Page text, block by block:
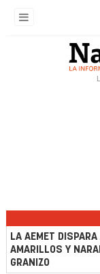
LA AEMET
AMARILLOS Y
GRANIZO